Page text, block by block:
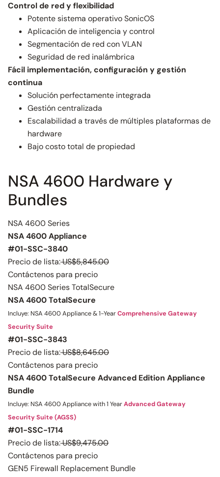
Control de red y flexibilidad
Potente sistema operativo SonicOS
Aplicación de inteligencia y control
Segmentación de red con VLAN
Seguridad de red inalámbrica
Fácil implementación, configuración y gestión
continua
Solución perfectamente integrada
Gestión centralizada
Escalabilidad a través de múltiples plataformas de
hardware
Bajo costo total de propiedad
NSA 4600 Hardware y
Bundles
NSA 4600 Series
NSA 4600 Appliance
#01-SSC-3840
Precio de lista:US$5,845.00
Contáctenos para precio
NSA 4600 Series TotalSecure
NSA 4600 TotalSecure
Incluye: NSA 4600 Appliance & 1-YearComprehensive Gateway
Security Suite
#01-SSC-3843
Precio de lista:US$8,645.00
Contáctenos para precio
NSA 4600 TotalSecure Advanced Edition Appliance
Bundle
Incluye: NSA 4600 Appliance with 1 YearAdvanced Gateway
Security Suite (AGSS)
#01-SSC-1714
Precio de lista:US$9,475.00
Contáctenos para precio
GEN5 Firewall Replacement Bundle